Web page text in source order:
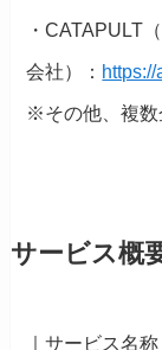
・CATAPULT
会社）：
※その他、複数
サービス概
｜サービス名